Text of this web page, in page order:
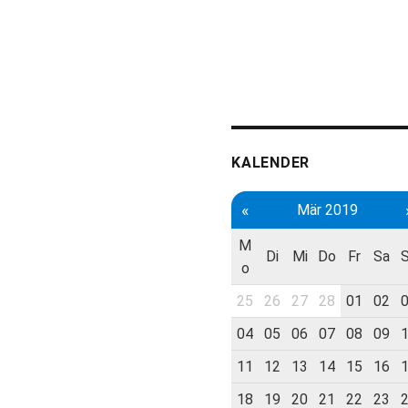
KALENDER
« Mär 2019
M
o
Di Mi Do Fr Sa
25 26 27 28 01 02
04
05 06 07 08 09
11
12 13 14 15 16
18
19 20 21 22 23